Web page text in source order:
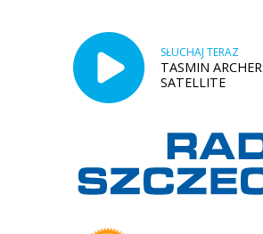
SŁUCHAJ TERAZ
TASMIN
SATELLITE